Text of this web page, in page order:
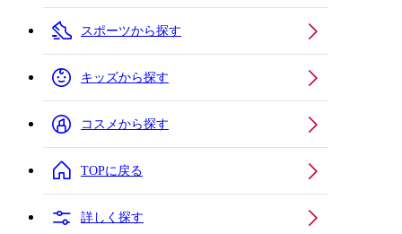
スポーツから探す
キッズから探す
コスメから探す
TOPに戻る
詳しく探す